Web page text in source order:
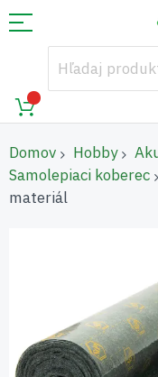
Domov Hobby
Samolepiaci koberec
materiál